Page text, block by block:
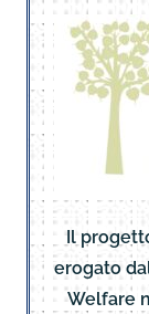
Il
erogato
Welfare